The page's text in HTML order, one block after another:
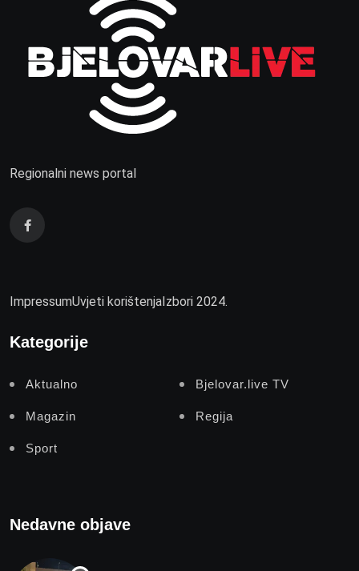
Regionalni news portal
ImpressumUvjeti korištenja Izbori 2024.
Kategorije
Aktualno Bjelovar.live TV
Magazin Regija
Sport
Nedavne objave